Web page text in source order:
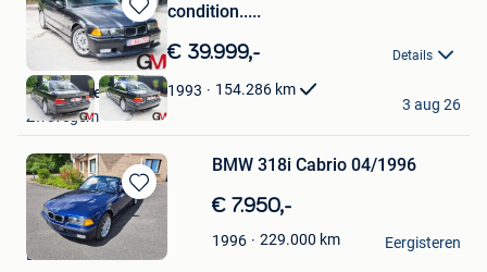
Bewaren
in
Mijn
Favorieten
condition.....
€ 39.999,- Details
1993 154.286 km
Garage Messiaen
Zwevegem
3 aug 26
Bewaren
in
Mijn
Favorieten
BMW 318i Cabrio 04/1996
€ 7.950,-
1996 229.000 km
Ann Staes
Dessel
Eergisteren